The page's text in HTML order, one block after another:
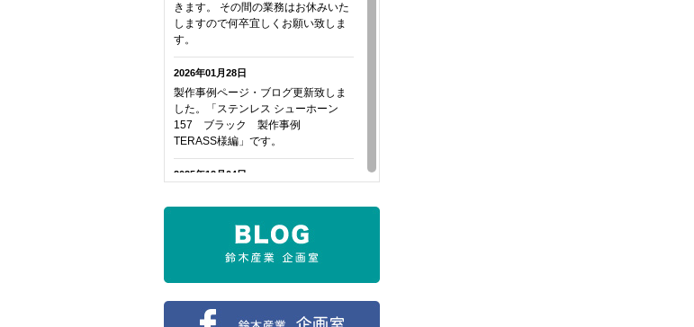
きます。 その間の業務はお休みいた
しますので何卒宜しくお願い致しま
す。
2026年01月28日
製作事例ページ・ブログ更新致しま
した。「ステンレス シューホーン
157 ブラック 製作事例
TERASS様編」です。
2025年12月04日
「レザーシューホーン・ホエール
コンビレザー 製作事例」です。
2025年11月28日
ー)を追加致しました。